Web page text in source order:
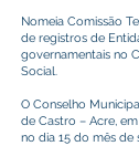
Nomeia Comissão
de registros de
governamentais no
Social.
O Conselho
de Castro – Acre,
no dia 15 do mês